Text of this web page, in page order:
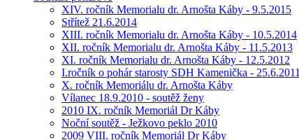
XIV. ročník Memorialu dr. Arnošta Káby - 9.5.2015
Střítež 21.6.2014
XIII. ročník Memorialu dr. Arnošta Káby - 10.5.2014
XII. ročník Memorialu dr. Arnošta Káby - 11.5.2013
XI. ročník Memorialu dr. Arnošta Káby - 12.5.2012
I.ročník o pohár starosty SDH Kamenička - 25.6.2011
X. ročník Memoriálu dr. Arnošta Káby
Vílanec 18.9.2010 - soutěž ženy
2010 IX. ročník Memoriál Dr Káby
Noční soutěž - Ježkovo peklo 2010
2009 VIII. ročník Memoriál Dr Káby